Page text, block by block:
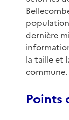
dernière
la taille et
commune.
Points